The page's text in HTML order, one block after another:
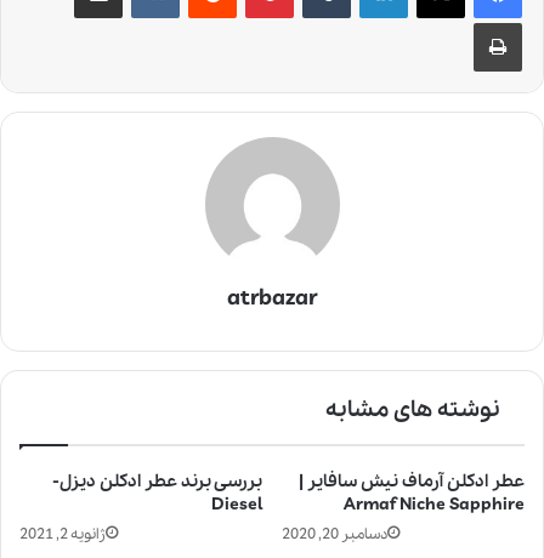
چاپ
atrbazar
نوشته های مشابه
بررسی برند عطر ادکلن دیزل-
Diesel
ژانویه 2, 2021
عطر ادکلن آرماف نیش سافایر |
Armaf Niche Sapphire
دسامبر 20, 2020